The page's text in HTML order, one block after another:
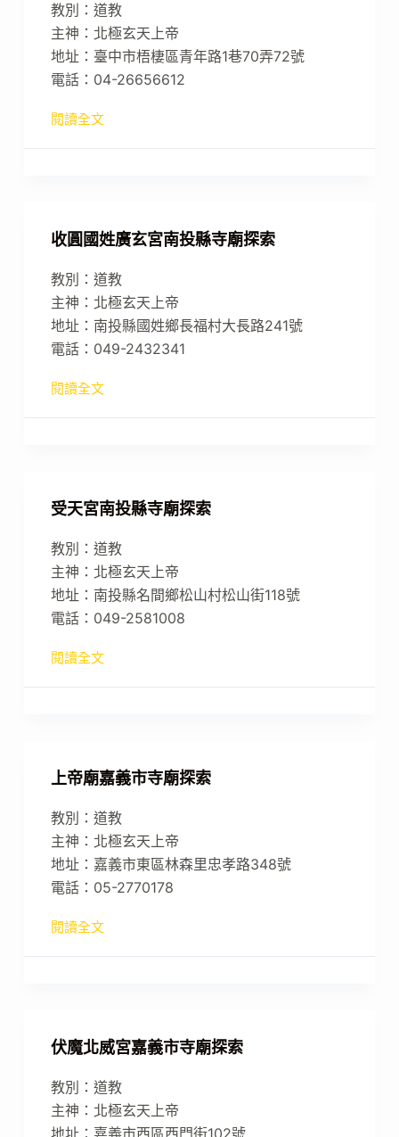
教別：道教
主神：北極玄天上帝
地址：臺中市梧棲區青年路1巷70弄72號
電話：04-26656612
閱讀全文
收圓國姓廣玄宮南投縣寺廟探索
教別：道教
主神：北極玄天上帝
地址：南投縣國姓鄉長福村大長路241號
電話：049-2432341
閱讀全文
受天宮南投縣寺廟探索
教別：道教
主神：北極玄天上帝
地址：南投縣名間鄉松山村松山街118號
電話：049-2581008
閱讀全文
上帝廟嘉義市寺廟探索
教別：道教
主神：北極玄天上帝
地址：嘉義市東區林森里忠孝路348號
電話：05-2770178
閱讀全文
伏魔北威宮嘉義市寺廟探索
教別：道教
主神：北極玄天上帝
地址：嘉義市西區西門街102號